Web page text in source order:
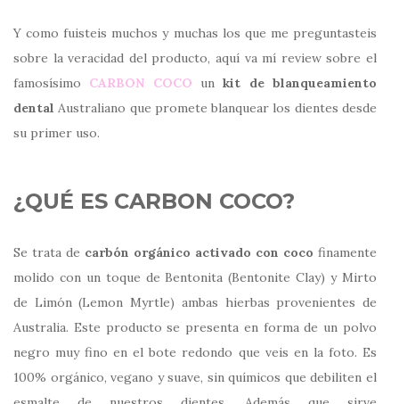
Y como fuisteis muchos y muchas los que me preguntasteis
sobre la veracidad del producto, aquí va mí review sobre el
famosísimo CARBON COCO unkit de blanqueamiento
dental Australiano que promete blanquear los dientes desde
su primer uso.
¿QUÉ ES CARBON COCO?
Se trata de carbón orgánico activado con coco finamente
molido con un toque de Bentonita (Bentonite Clay) y Mirto
de Limón (Lemon Myrtle) ambas hierbas provenientes de
Australia. Este producto se presenta en forma de un polvo
negro muy fino en el bote redondo que veis en la foto. Es
100% orgánico, vegano y suave, sin químicos que debiliten el